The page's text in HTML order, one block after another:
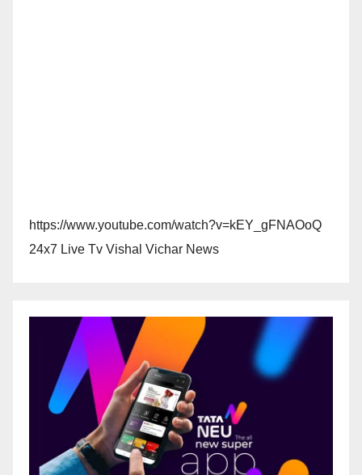
https://www.youtube.com/watch?v=kEY_gFNAOoQ
24x7 Live Tv Vishal Vichar News